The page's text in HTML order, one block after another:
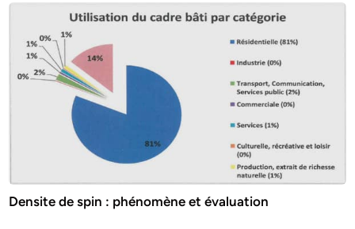
Densite de spin : phénomène et évaluation